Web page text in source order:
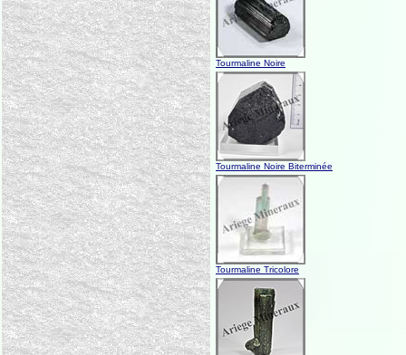
Tourmaline Noire
Tourmaline Noire Biterminée
Tourmaline Tricolore